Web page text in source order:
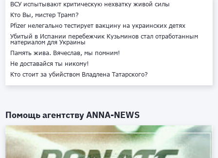
ВСУ испытывают критическую нехватку живой силы
Кто Вы, мистер Трамп?
Pfizer нелегально тестирует вакцину на украинских детях
Убитый в Испании перебежчик Кузьминов стал отработанным
материалом для Украины
Память жива. Вячеслав, мы помним!
Не доставайся ты никому!
Кто стоит за убийством Владлена Татарского?
Помощь агентствуANNA-NEWS